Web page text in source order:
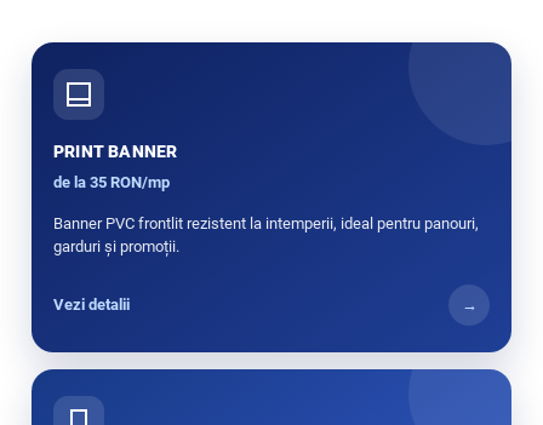
PRINT BANNER
de la 35 RON/mp
Banner PVC frontlit rezistent la intemperii, ideal pentru panouri,
garduri și promoții.
Vezi detalii →